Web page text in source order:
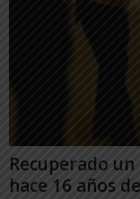
Recuperado
hace 16 años